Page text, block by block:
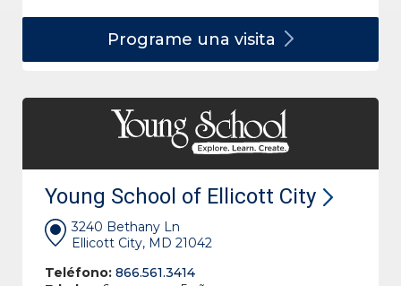
Programe una visita
Young School of Ellicott City
3240 Bethany Ln
Ellicott City, MD 21042
Teléfono: 866.561.3414